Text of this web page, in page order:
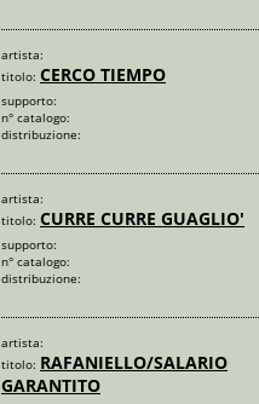
artista:
titolo: CERCO TIEMPO
supporto:
n° catalogo:
distribuzione:
artista:
titolo: CURRE CURRE GUAGLIO'
supporto:
n° catalogo:
distribuzione:
artista:
titolo: RAFANIELLO/SALARIO
GARANTITO